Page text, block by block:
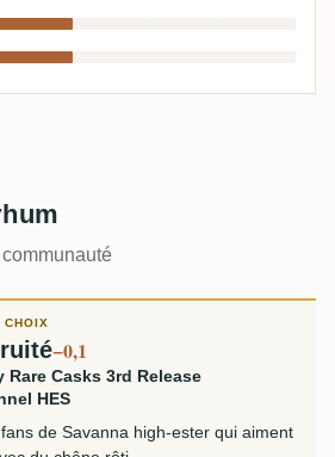
CHOIX
−0,1
Rare Casks 3rd Release
HES
de Savanna high-ester qui aiment